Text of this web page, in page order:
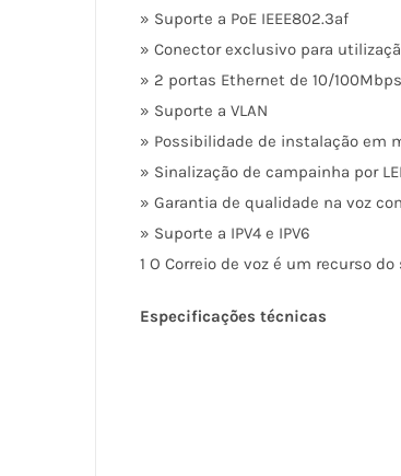
» Suporte a PoE IEEE802.3af
» Conector exclusivo para
» 2 portas Ethernet de 10/100Mbps
» Suporte a VLAN
» Possibilidade de instalação em
» Sinalização de campainha por
» Garantia de qualidade na voz
» Suporte a IPV4 e IPV6
1 O Correio de voz é um recurso do
Especificações técnicas